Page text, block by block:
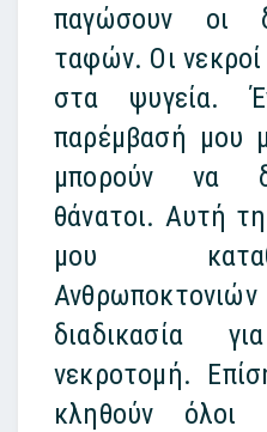
παγώσουν οι
ταφών. Οι
στα ψυγεία.
παρέμβασή μου
μπορούν να
θάνατοι. Αυτή
μου
διαδικασία
νεκροτομή.
κληθούν όλοι